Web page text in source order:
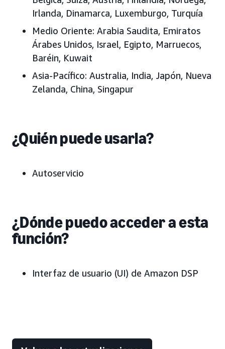
Irlanda, Dinamarca, Luxemburgo, Turquía
Medio Oriente: Arabia Saudita, Emiratos
Árabes Unidos, Israel, Egipto, Marruecos,
Baréin, Kuwait
Asia-Pacífico: Australia, India, Japón, Nueva
Zelanda, China, Singapur
¿Quién puede usarla?
Autoservicio
¿Dónde puedo acceder a esta
función?
Interfaz de usuario (UI) de Amazon DSP